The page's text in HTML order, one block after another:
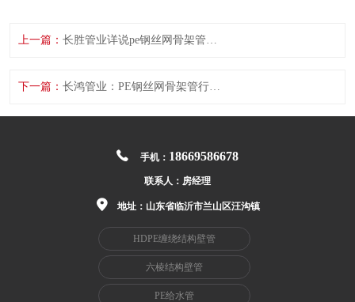
上一篇：
下一篇：
手机： 18669586678
联系人： 房经理
地址：山东省临沂市兰山区汪沟镇
HDPE缠绕结构壁管
六棱结构壁管
PE给水管